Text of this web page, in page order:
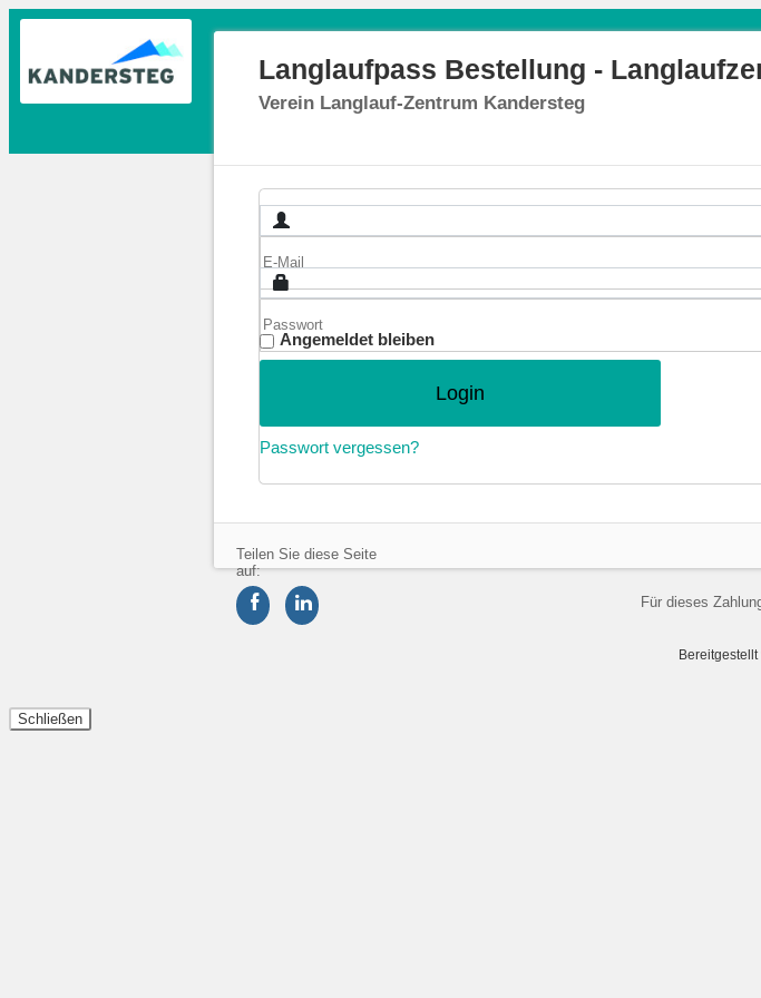
Langlaufpass Bestellung -
Verein Langlauf-Zentrum Kandersteg
Angemeldet bleiben
Passwort vergessen?
Teilen Sie diese Seite
auf:
Für dieses
Bereitgestellt
Schließen